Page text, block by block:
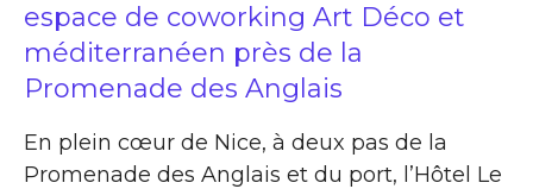
espace de coworking Art Déco et
méditerranéen près de la
Promenade des Anglais
En plein cœur de Nice, à deux pas de la
Promenade des Anglais et du port, l’Hôtel Le